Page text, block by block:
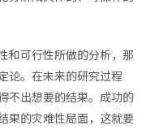
和可行性所做的分析，那
论。在未来的研究过程
不出想要的结果。成功的
果的灾难性局面，这就要